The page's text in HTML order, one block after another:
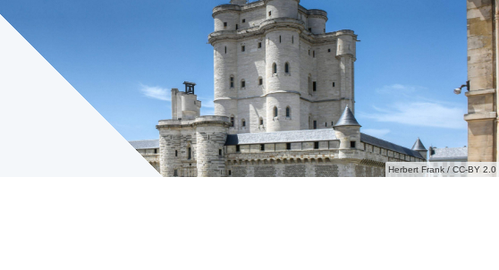
Herbert Frank / CC-BY 2.0